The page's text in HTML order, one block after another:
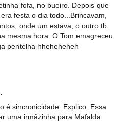
fofa, no bueiro. Depois que
festa o dia todo...Brincavam,
onde um estava, o outro tb.
mesma hora. O Tom emagreceu
pentelha hheheheheh
é sincronicidade. Explico. Essa
uma irmãzinha para Mafalda.